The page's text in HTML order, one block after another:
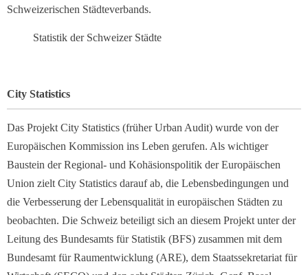
Schweizerischen Städteverbands.
Statistik der Schweizer Städte
City Statistics
Das Projekt City Statistics (früher Urban Audit) wurde von der
Europäischen Kommission ins Leben gerufen. Als wichtiger
Baustein der Regional- und Kohäsionspolitik der Europäischen
Union zielt City Statistics darauf ab, die Lebensbedingungen und
die Verbesserung der Lebensqualität in europäischen Städten zu
beobachten. Die Schweiz beteiligt sich an diesem Projekt unter der
Leitung des Bundesamts für Statistik (BFS) zusammen mit dem
Bundesamt für Raumentwicklung (ARE), dem Staatssekretariat für